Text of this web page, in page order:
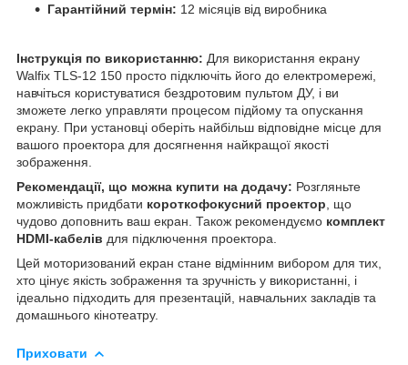
Гарантійний термін: 12 місяців від виробника
Інструкція по використанню: Для використання екрану
Walfix TLS-12 150 просто підключіть його до електромережі,
навчіться користуватися бездротовим пультом ДУ, і ви
зможете легко управляти процесом підйому та опускання
екрану. При установці оберіть найбільш відповідне місце для
вашого проектора для досягнення найкращої якості
зображення.
Рекомендації, що можна купити на додачу: Розгляньте
можливість придбати короткофокусний проектор , що
чудово доповнить ваш екран. Також рекомендуємо комплект
HDMI-кабелів для підключення проектора.
Цей моторизований екран стане відмінним вибором для тих,
хто цінує якість зображення та зручність у використанні, і
ідеально підходить для презентацій, навчальних закладів та
домашнього кінотеатру.
Приховати